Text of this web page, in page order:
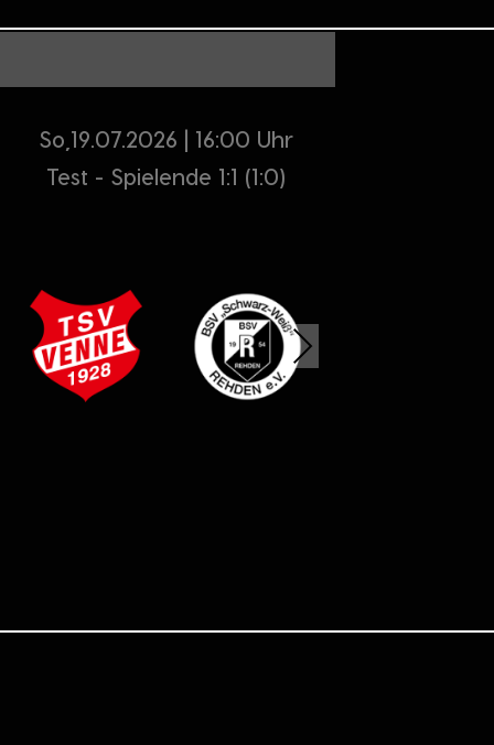
So,19.07.2026 | 16:00 Uhr
Test - Spielende 1:1 (1:0)
Next